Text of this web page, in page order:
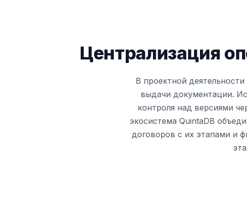
Централизация
В проектной
выдачи документации.
контроля над версиями
экосистема QuintaDB
договоров с их этапами и